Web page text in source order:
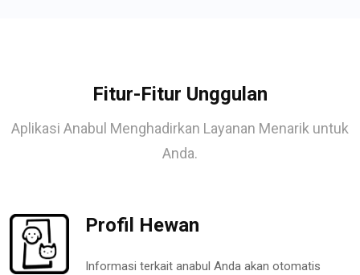
Fitur-Fitur Unggulan
Aplikasi Anabul Menghadirkan Layanan Menarik untuk
Anda.
Profil Hewan
Informasi terkait anabul Anda akan otomatis